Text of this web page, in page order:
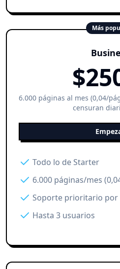
Más
$
6.000 páginas al mes (0,04/
censuran
Todo lo de Starter
6.000 páginas/mes
Soporte prioritario por
Hasta 3 usuarios